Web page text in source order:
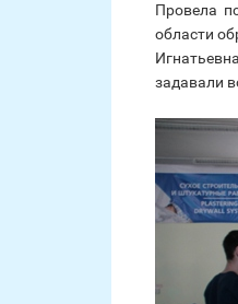
Провела
области
задавали